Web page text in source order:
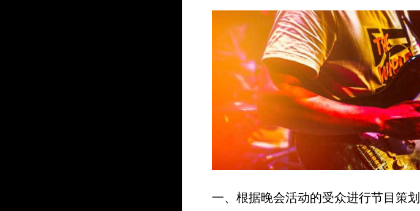
一、根据晚会活动的受众进行节目策划